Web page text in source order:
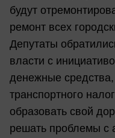
будут
ремонт всех
Депутаты
власти с
денежные
транспортного
образовать свой
решать проблемы с